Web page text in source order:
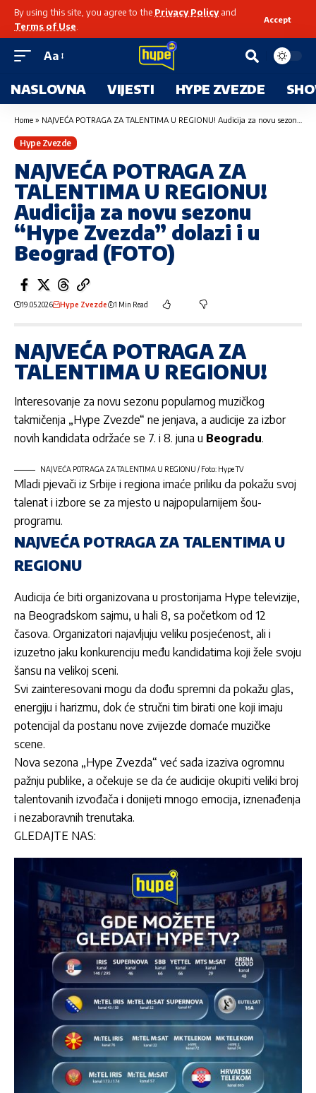
By using this site, you agree to the Privacy Policyand
Terms of Use
Accept
Aa
NASLOVNA VIJESTI HYPE ZVEZDE
Home » NAJVEĆA POTRAGA ZA TALENTIMA U REGIONU! Audicija za novu sezonu “Hype Zvezda” dolazi i u Beograd (FOTO)
Hype Zvezde
NAJVEĆA POTRAGA ZA
TALENTIMA U REGIONU!
Audicija za novu sezonu
“Hype Zvezda” dolazi i u
Beograd (FOTO)
19.05.2026 Hype Zvezde 1 Min Read
NAJVEĆA POTRAGA ZA
TALENTIMA U REGIONU!
Interesovanje za novu sezonu popularnog muzičkog
takmičenja „Hype Zvezde“ ne jenjava, a audicije za izbor
novih kandidata održaće se 7. i 8. juna u Beogradu.
NAJVEĆA POTRAGA ZA TALENTIMA U REGIONU / Foto: Hype TV
Mladi pjevači iz Srbije i regiona imaće priliku da pokažu svoj
talenat i izbore se za mjesto u najpopularnijem šou-
programu.
NAJVEĆA POTRAGA ZA TALENTIMA U
REGIONU
Audicija će biti organizovana u prostorijama Hype televizije,
na Beogradskom sajmu, u hali 8, sa početkom od 12
časova. Organizatori najavljuju veliku posjećenost, ali i
izuzetno jaku konkurenciju među kandidatima koji žele svoju
šansu na velikoj sceni.
Svi zainteresovani mogu da dođu spremni da pokažu glas,
energiju i harizmu, dok će stručni tim birati one koji imaju
potencijal da postanu nove zvijezde domaće muzičke
scene.
Nova sezona „Hype Zvezda“ već sada izaziva ogromnu
pažnju publike, a očekuje se da će audicije okupiti veliki broj
talentovanih izvođača i donijeti mnogo emocija, iznenađenja
i nezaboravnih trenutaka.
GLEDAJTE NAS: